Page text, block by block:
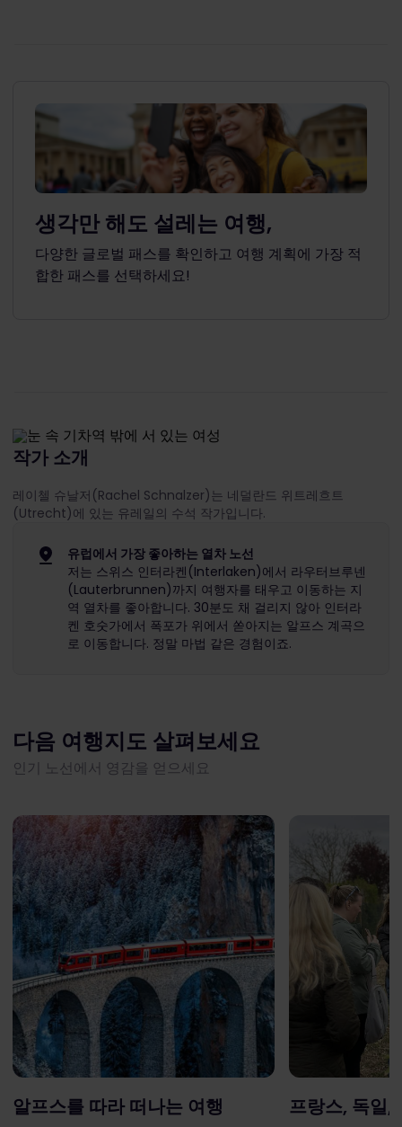
생각만 해도 설레는 여행,
다양한 글로벌 패스를 확인하고 여행 계획에 가장 적
합한 패스를 선택하세요!
작가 소개
레이첼 슈날저(Rachel Schnalzer)는 네덜란드 위트레흐트
(Utrecht)에 있는 유레일의 수석 작가입니다.
유럽에서 가장 좋아하는 열차 노선
저는 스위스 인터라켄(Interlaken)에서 라우터브루넨
(Lauterbrunnen)까지 여행자를 태우고 이동하는 지
역 열차를 좋아합니다. 30분도 채 걸리지 않아 인터라
켄 호숫가에서 폭포가 위에서 쏟아지는 알프스 계곡으
로 이동합니다. 정말 마법 같은 경험이죠.
다음 여행지도 살펴보세요
인기 노선에서 영감을 얻으세요
알프스를 따라 떠나는 여행 프랑스, 독일,